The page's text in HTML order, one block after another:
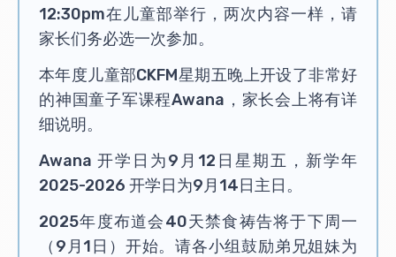
12:30pm在儿童部举行，两次内容一样，请
家长们务必选一次参加。
本年度儿童部CKFM星期五晚上开设了非常好
的神国童子军课程Awana，家长会上将有详
细说明。
Awana 开学日为9月12日星期五，新学年
2025-2026 开学日为9月14日主日。
2025年度布道会40天禁食祷告将于下周一
（9月1日）开始。请各小组鼓励弟兄姐妹为